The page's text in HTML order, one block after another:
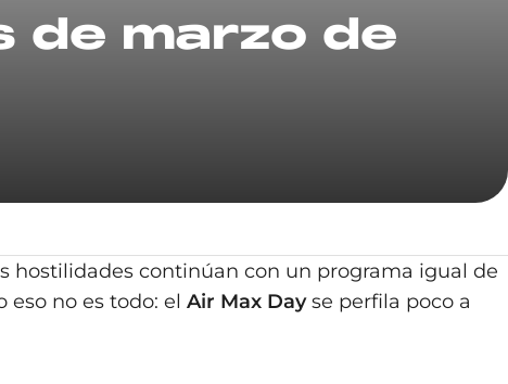
de marzo de
hostilidades continúan con un programa igual de
eso no es todo: el Air Max Dayse perfila poco a